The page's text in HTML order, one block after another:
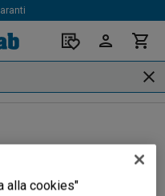
men används oftast
går det enkelt att
alla cookies"